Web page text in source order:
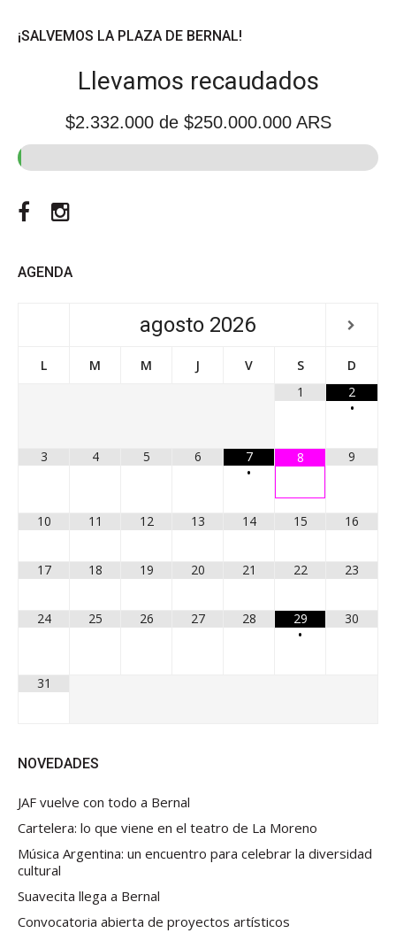
¡SALVEMOS LA PLAZA DE BERNAL!
Llevamos recaudados
$2.332.000de $250.000.000 ARS
Facebook
AGENDA
agosto 2026
L M M J V S
D
1
2
•
3 4 5 6
7
•
8 9
10 11 12 13 14 15 16
17 18 19 20 21 22 23
24 25 26 27 28
29
•
30
31
NOVEDADES
JAF vuelve con todo a Bernal
Cartelera: lo que viene en el teatro de La Moreno
Música Argentina: un encuentro para celebrar la diversidad
cultural
Suavecita llega a Bernal
Convocatoria abierta de proyectos artísticos